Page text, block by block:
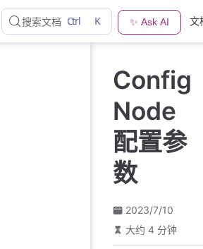
搜索文档 Ctrl K ✨ Ask AI 文
Config
Node
配置参
数
2023/7/10
大约 4 分钟